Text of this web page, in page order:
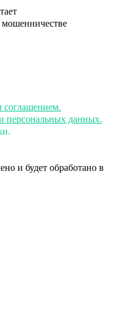
соглашением.
персональных данных.
и будет обработано в